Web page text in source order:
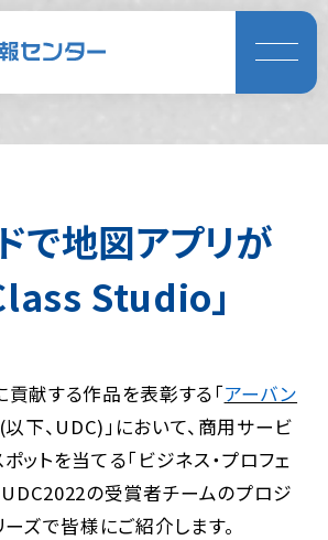
で地図アプリが
Studio」
献する作品を表彰する「アーバン
(以下、UDC)」において、商用サービ
ットを当てる「ビジネス・プロフェ
UDC2022の受賞者チームのプロジ
ズで皆様にご紹介します。